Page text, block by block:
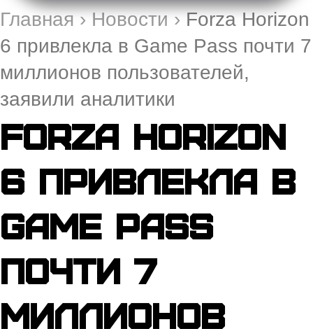
Главная›Новости›Forza Horizon
6 привлекла в Game Pass почти 7
миллионов пользователей,
заявили аналитики
Forza Horizon
6 привлекла в
Game Pass
почти 7
миллионов